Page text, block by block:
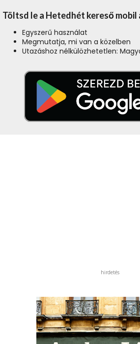
Töltsd le a Hetedhét kereső
Egyszerű használat
Megmutatja, mi van a közelben
Utazáshoz nélkülözhetetlen:
hirdetés